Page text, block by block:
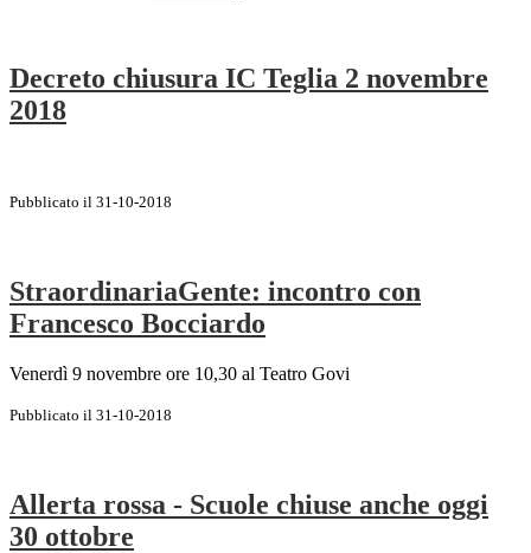
Decreto chiusura IC Teglia 2 novembre
2018
Pubblicato il 31-10-2018
StraordinariaGente: incontro con
Francesco Bocciardo
Venerdì 9 novembre ore 10,30 al Teatro Govi
Pubblicato il 31-10-2018
Allerta rossa - Scuole chiuse anche oggi
30 ottobre